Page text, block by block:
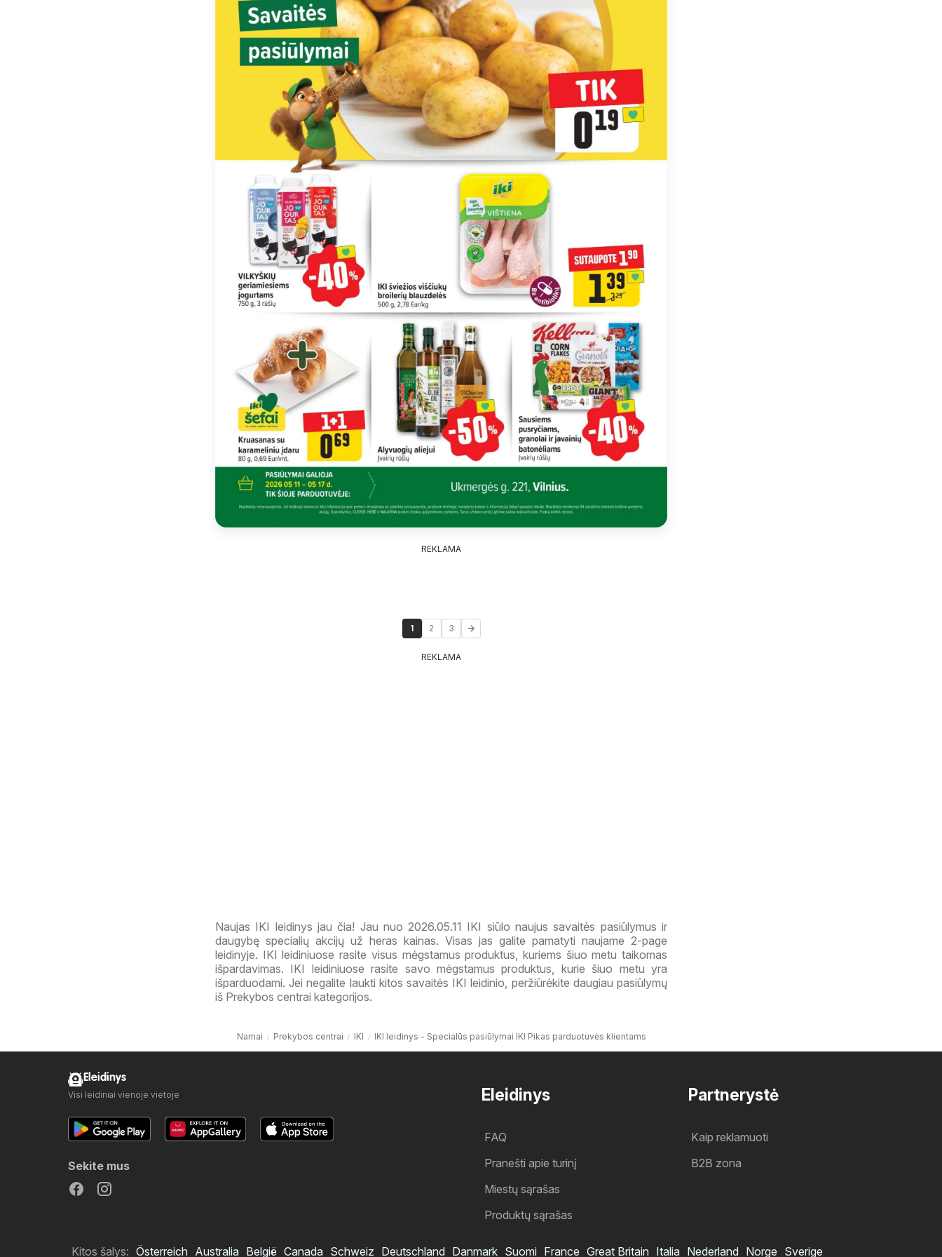
REKLAMA
1 2 3
REKLAMA
Naujas IKI leidinys jau čia! Jau nuo 2026.05.11 IKI siūlo naujus savaitės pasiūlymus ir
daugybę specialių akcijų už heras kainas. Visas jas galite pamatyti naujame 2-page
leidinyje. IKI leidiniuose rasite visus mėgstamus produktus, kuriems šiuo metu taikomas
išpardavimas. IKI leidiniuose rasite savo mėgstamus produktus, kurie šiuo metu yra
išparduodami. Jei negalite laukti kitos savaitės IKI leidinio, peržiūrėkite daugiau pasiūlymų
iš Prekybos centrai kategorijos.
Namai Prekybos centrai IKI IKI leidinys - Specialūs pasiūlymai IKI Pikas parduotuvės klientams
Eleidinys
FAQ
Pranešti apie turinį
Miestų sąrašas
Produktų sąrašas
Partnerystė
Kaip reklamuoti
B2B zona
Eleidinys
Visi leidiniai vienoje vietoje
Sekite mus
Kitos šalys: Österreich Australia België Canada Schweiz Deutschland Danmark Suomi France Great Britain Italia Nederland Norge Sverige